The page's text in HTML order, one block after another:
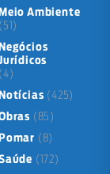
Meio Ambiente
(51)
Negócios
(4)
Notícias (425)
(85)
Pomar (8)
(172)